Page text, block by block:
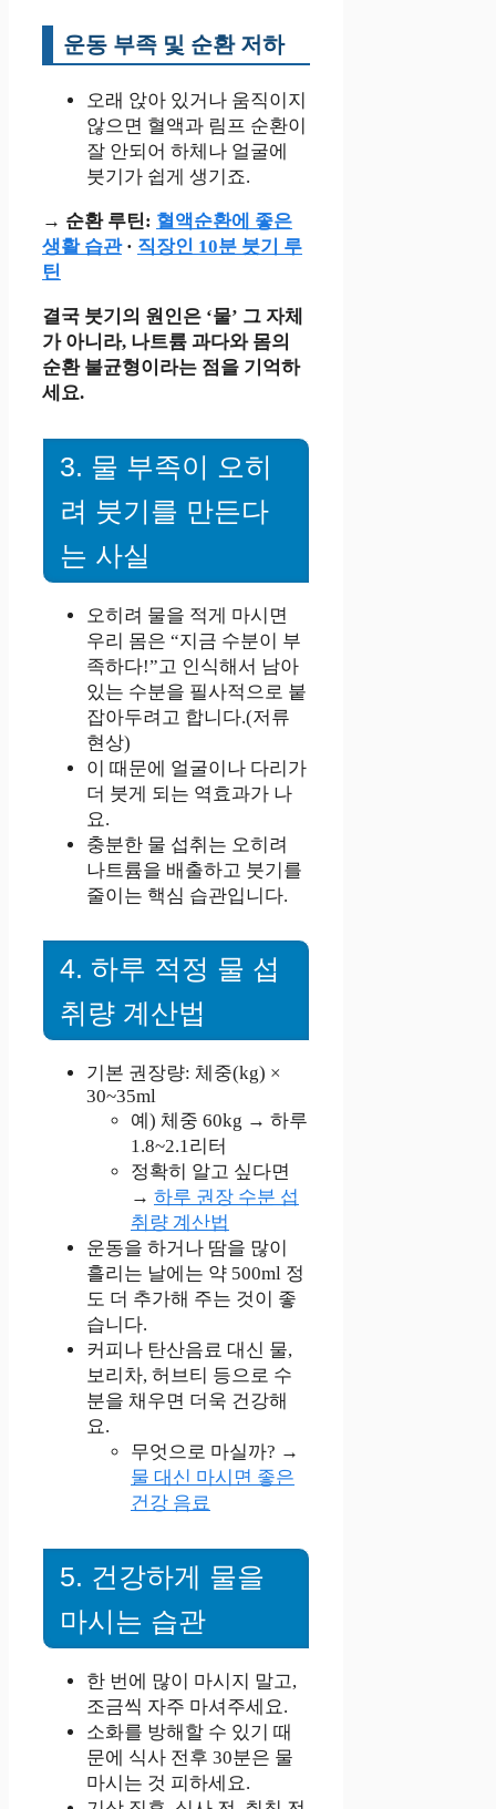
운동 부족 및 순환 저하
오래 앉아 있거나 움직이지
않으면 혈액과 림프 순환이
잘 안되어 하체나 얼굴에
붓기가 쉽게 생기죠.
→ 순환 루틴: 혈액순환에 좋은
생활 습관· 직장인 10분 붓기 루
틴
결국 붓기의 원인은 ‘물’ 그 자체
가 아니라, 나트륨 과다와 몸의
순환 불균형이라는 점을 기억하
세요.
3. 물 부족이 오히
려 붓기를 만든다
는 사실
오히려 물을 적게 마시면
우리 몸은 “지금 수분이 부
족하다!”고 인식해서 남아
있는 수분을 필사적으로 붙
잡아두려고 합니다.(저류
현상)
이 때문에 얼굴이나 다리가
더 붓게 되는 역효과가 나
요.
충분한 물 섭취는 오히려
나트륨을 배출하고 붓기를
줄이는 핵심 습관입니다.
4. 하루 적정 물 섭
취량 계산법
기본 권장량: 체중(kg) ×
30~35ml
예) 체중 60kg → 하루
1.8~2.1리터
정확히 알고 싶다면
→ 하루 권장 수분 섭
취량 계산법
운동을 하거나 땀을 많이
흘리는 날에는 약 500ml 정
도 더 추가해 주는 것이 좋
습니다.
커피나 탄산음료 대신 물,
보리차, 허브티 등으로 수
분을 채우면 더욱 건강해
요.
무엇으로 마실까? →
물 대신 마시면 좋은
건강 음료
5. 건강하게 물을
마시는 습관
한 번에 많이 마시지 말고,
조금씩 자주 마셔주세요.
소화를 방해할 수 있기 때
문에 식사 전후 30분은 물
마시는 것 피하세요.